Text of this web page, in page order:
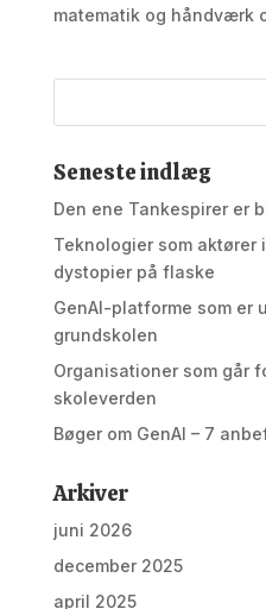
matematik og håndværk
Seneste indlæg
Den ene Tankespirer er
Teknologier som aktører
dystopier på flaske
GenAI-platforme som er
grundskolen
Organisationer som går
skoleverden
Bøger om GenAI – 7
Arkiver
juni 2026
december 2025
april 2025